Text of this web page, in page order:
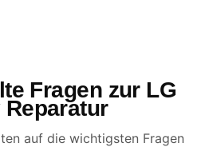
Fragen zur LG
auf die wichtigsten Fragen